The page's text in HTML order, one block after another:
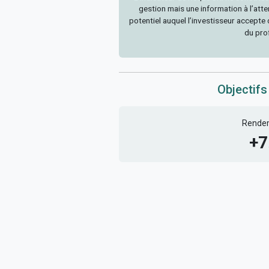
gestion mais une information à
potentiel auquel l’investisseur accepte
du